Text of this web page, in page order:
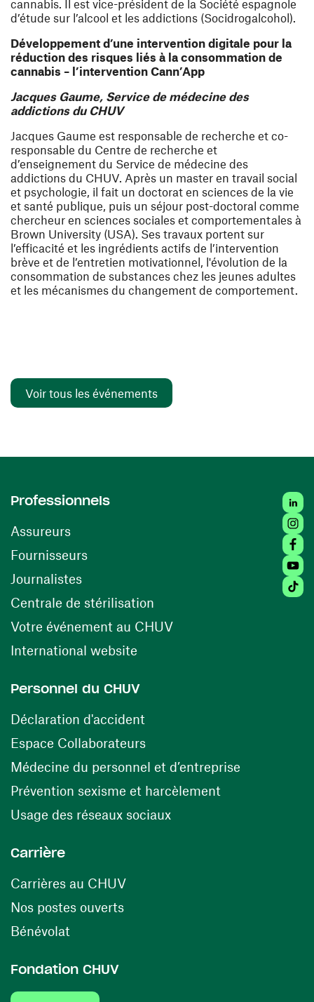
cannabis. Il est vice-président de la Société espagnole
d’étude sur l’alcool et les addictions (Socidrogalcohol).
Développement d’une intervention digitale pour la
réduction des risques liés à la consommation de
cannabis – l’intervention Cann’App
Jacques Gaume, Service de médecine des
addictions du CHUV
Jacques Gaume est responsable de recherche et co-
responsable du Centre de recherche et
d’enseignement du Service de médecine des
addictions du CHUV. Après un master en travail social
et psychologie, il fait un doctorat en sciences de la vie
et santé publique, puis un séjour post-doctoral comme
chercheur en sciences sociales et comportementales à
Brown University (USA). Ses travaux portent sur
l’efficacité et les ingrédients actifs de l’intervention
brève et de l’entretien motivationnel, l'évolution de la
consommation de substances chez les jeunes adultes
et les mécanismes du changement de comportement.
Voir tous les événements
Professionnels
Assureurs
Fournisseurs(ouvre une nouvelle fenêtre)
Journalistes
Centrale de stérilisation (ouvre une nouvelle
Votre événement au CHUV(ouvre une nouvelle
International website
Personnel du CHUV
Déclaration d'accident
Espace Collaborateurs(ouvre une nouvelle fenêtre)
Médecine du personnel et d’entreprise
Prévention sexisme et harcèlement
Usage des réseaux sociaux(ouvre une nouvelle
Carrière
Carrières au CHUV(ouvre une nouvelle fenêtre)
Nos postes ouverts(ouvre une nouvelle fenêtre)
Bénévolat
Fondation CHUV